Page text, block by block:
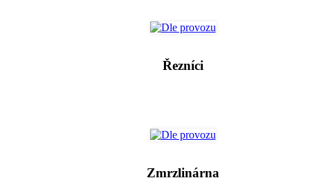
Řezníci
Zmrzlinárna